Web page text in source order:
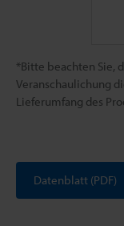
*Bitte beachten Sie,
Veranschaulichung
Lieferumfang des
Datenblatt (PDF)